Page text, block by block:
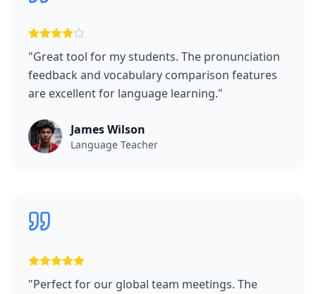
"Great tool for my students. The pronunciation
feedback and vocabulary comparison features
are excellent for language learning."
James Wilson
Language Teacher
"Perfect for our global team meetings. The